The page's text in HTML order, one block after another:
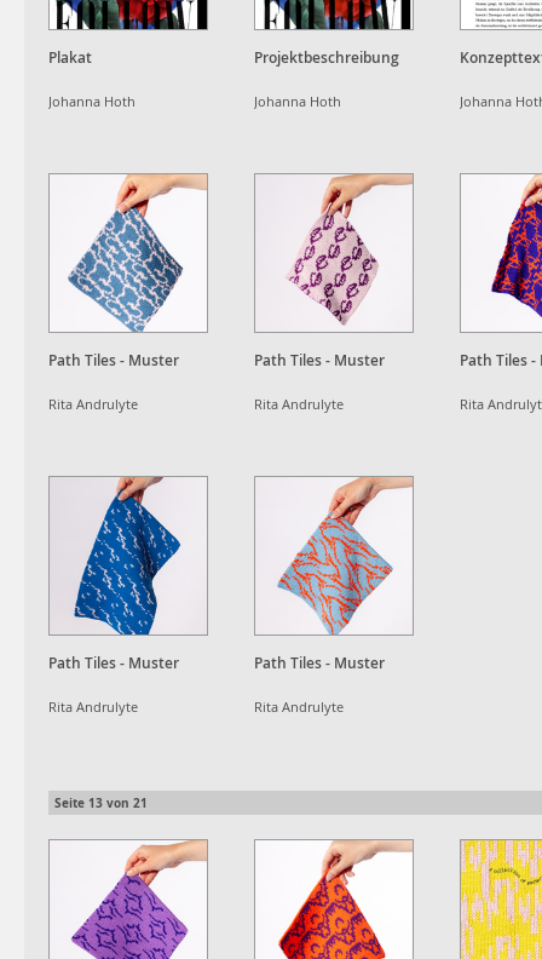
Plakat
Johanna Hoth
Projektbeschreibung
Johanna Hoth Johanna
Path Tiles - Muster
Rita Andrulyte
Path Tiles - Muster
Rita Andrulyte
Path Tiles
Rita
Path Tiles - Muster
Rita Andrulyte
Path Tiles - Muster
Rita Andrulyte
Seite 13 von 21